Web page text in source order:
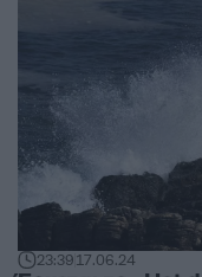
23:3917.06.24